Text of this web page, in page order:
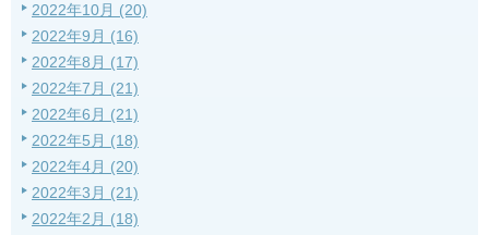
2022年10月 (20)
2022年9月 (16)
2022年8月 (17)
2022年7月 (21)
2022年6月 (21)
2022年5月 (18)
2022年4月 (20)
2022年3月 (21)
2022年2月 (18)